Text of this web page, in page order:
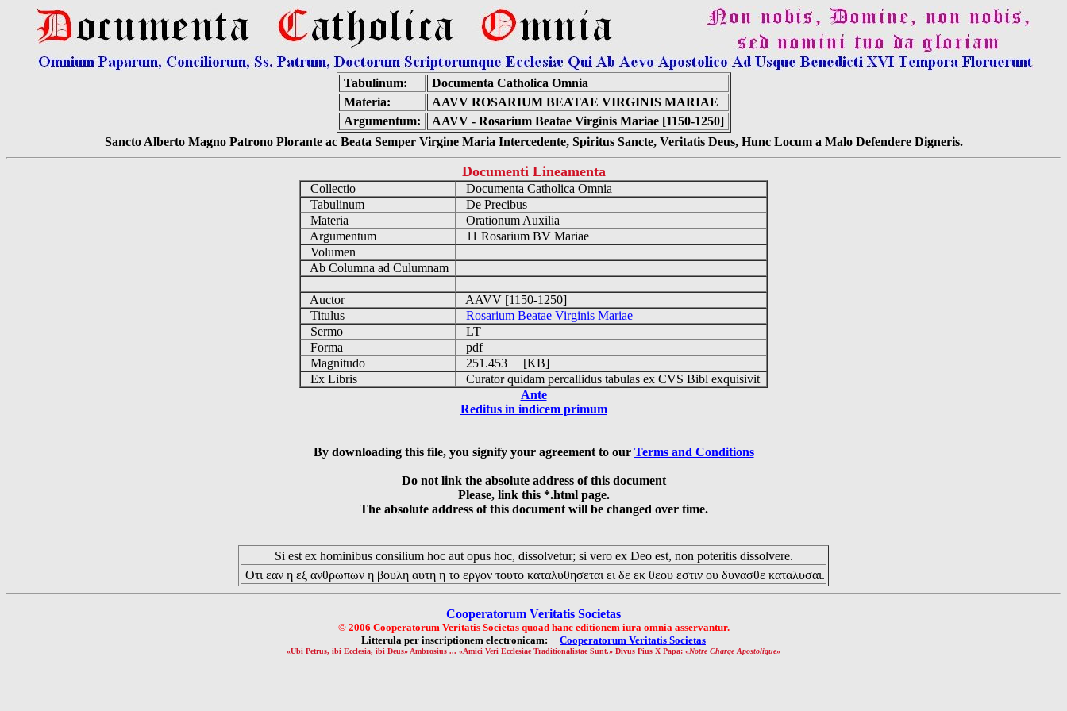
Tabulinum:
Documenta Catholica Omnia
Materia:
AAVV ROSARIUM BEATAE VIRGINIS MARIAE
Argumentum:
AAVV - Rosarium Beatae Virginis Mariae [1150-1250]
Sancto Alberto Magno Patrono Plorante ac Beata Semper Virgine Maria Intercedente, Spiritus Sancte, Veritatis Deus, Hunc Locum a Malo Defendere Digneris.
Documenti Lineamenta
Collectio
Documenta Catholica Omnia
Tabulinum
De Precibus
Materia
Orationum Auxilia
Argumentum
11 Rosarium BV Mariae
Volumen
Ab Columna ad Culumnam
Auctor
AAVV [1150-1250]
Titulus
Rosarium Beatae Virginis Mariae
Sermo
LT
Forma
pdf
Magnitudo
251.453 [KB]
Ex Libris
Curator quidam percallidus tabulas ex CVS Bibl exquisivit
Ante
Reditus in indicem primum
By downloading this file, you signify your agreement to our Terms and Conditions
Do not link the absolute address of this document
Please, link this *.html page.
The absolute address of this document will be changed over time.
Si est ex hominibus consilium hoc aut opus hoc, dissolvetur; si vero ex Deo est, non poteritis dissolvere.
Οτι εαν η εξ ανθρωπων η βουλη αυτη η το εργον τουτο καταλυθησεται ει δε εκ θεου εστιν ου δυνασθε καταλυσαι.
Cooperatorum Veritatis Societas
© 2006 Cooperatorum Veritatis Societas quoad hanc editionem iura omnia asservantur.
Litterula per inscriptionem electronicam: Cooperatorum Veritatis Societas
«Ubi Petrus, ibi Ecclesia, ibi Deus» Ambrosius ... «Amici Veri Ecclesiae Traditionalistae Sunt.» Divus Pius X Papa: «Notre Charge Apostolique»